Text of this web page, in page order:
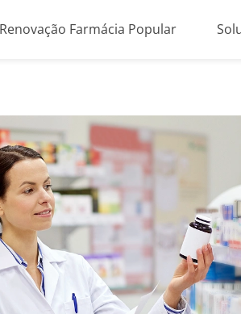
Renovação Farmácia Popular